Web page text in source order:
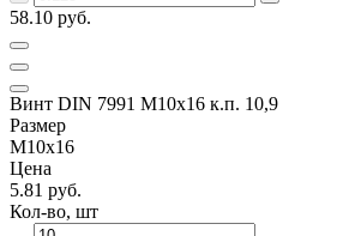
58.10 руб.
Винт DIN 7991 M10x16 к.п. 10,9
Размер
M10x16
Цена
5.81 руб.
Кол-во, шт